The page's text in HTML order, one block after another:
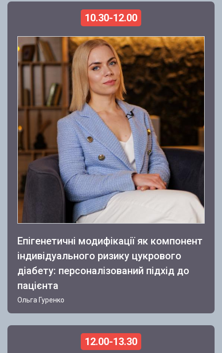
10.30-12.00
Епігенетичні модифікації як компонент
індивідуального ризику цукрового
діабету: персоналізований підхід до
пацієнта
Ольга Гуренко
12.00-13.30